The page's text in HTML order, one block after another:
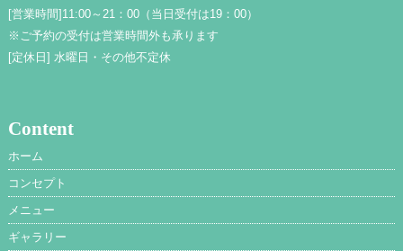
[営業時間] 11:00～21：00（当日受付は19：00）
※ご予約の受付は営業時間外も承ります
[定休日] 水曜日・その他不定休
Content
ホーム
コンセプト
メニュー
ギャラリー